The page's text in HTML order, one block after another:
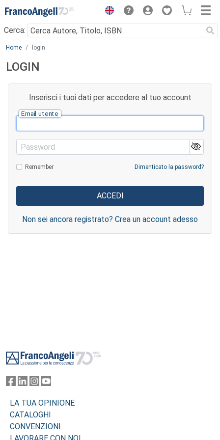
Menu
Cerca:
Main content
Home login
LOGIN
Inserisci i tuoi dati per accedere al tuo account
Email utente
Password
Remember Dimenticato la password?
Non sei ancora registrato? Crea un account adesso
LA TUA OPINIONE
CATALOGHI
CONVENZIONI